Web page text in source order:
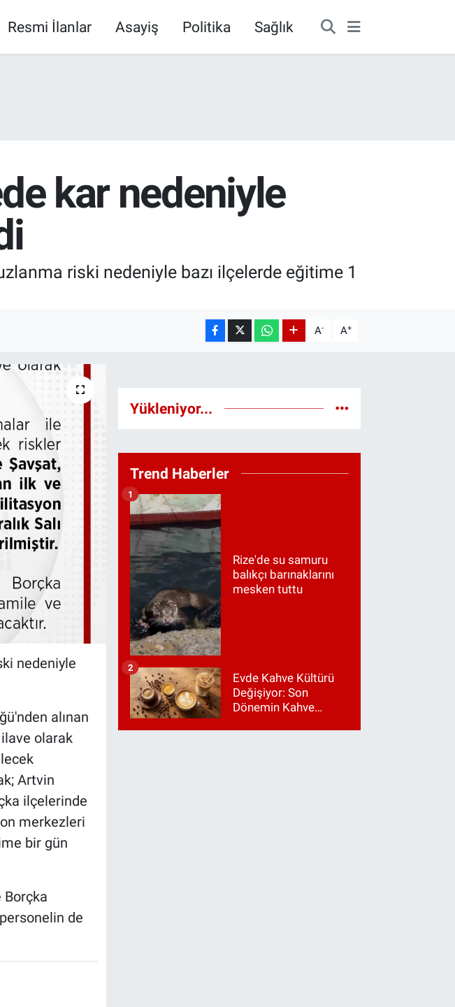
Resmi İlanlar Asayiş Politika Sağlık
kar nedeniyle
riski nedeniyle bazı ilçelerde eğitime 1
A- A+
nedeniyle
alınan
olarak
Artvin
ilçelerinde
merkezleri
bir gün
Borçka
de
Yükleniyor...
Trend Haberler
Rize'de su samuru
balıkçı barınaklarını
mesken tuttu
1
Evde Kahve Kültürü
Değişiyor: Son
Dönemin Kahve
2